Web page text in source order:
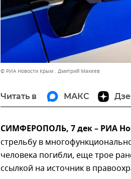
© РИА Новости Крым . Дмитрий Макеев
Читать в МАКС
СИМФЕРОПОЛЬ, 7 дек – РИА
стрельбу в
человека погибли, еще трое
ссылкой на источник в